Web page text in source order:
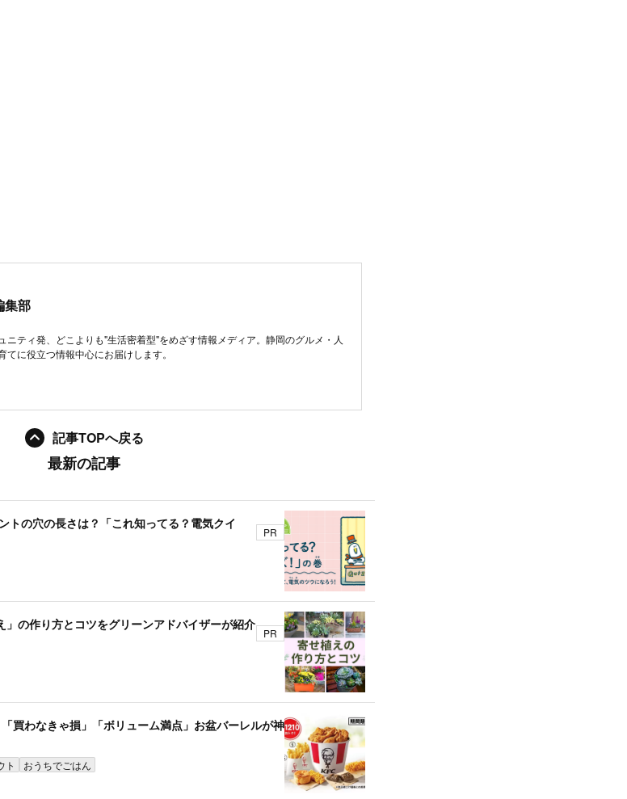
集部
ティ発、どこよりも"生活密着型"をめざす情報メディア。静岡のグルメ・人
に役立つ情報中心にお届けします。
記事TOPへ戻る
最新の記事
トの穴の長さは？「これ知ってる？電気クイ
PR
の作り方とコツをグリーンアドバイザーが紹介
PR
買わなきゃ損」「ボリューム満点」お盆バーレルが神
ト おうちでごはん